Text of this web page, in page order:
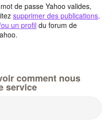
de passe Yahoo valides,
supprimer des publications,
un profil du forum de
comment nous
service